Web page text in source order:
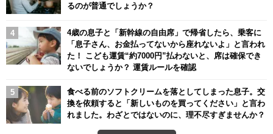
るのが普通でしょうか？
4歳の息子と「新幹線の自由席」で帰省したら、乗客に
「息子さん、お金払ってないから座れないよ」と言われ
た！ こども運賃“約7000円”払わないと、席は確保でき
ないでしょうか？ 運賃ルールを確認
食べる前のソフトクリームを落としてしまった息子。交
換を依頼すると「新しいものを買ってください」と言わ
れました。わざとではないのに、理不尽すぎませんか？